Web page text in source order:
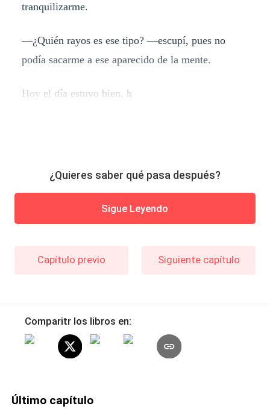
tranquilizarme.
—¿Quién rayos es ese tipo? —escupí, pues no
podía sacarme a ese aparecido de la mente.
Hoy el día estuvo bien, h
¿Quieres saber qué pasa después?
Sigue Leyendo
Capítulo previo Siguiente capítulo
Comparitr los libros en:
Último capítulo